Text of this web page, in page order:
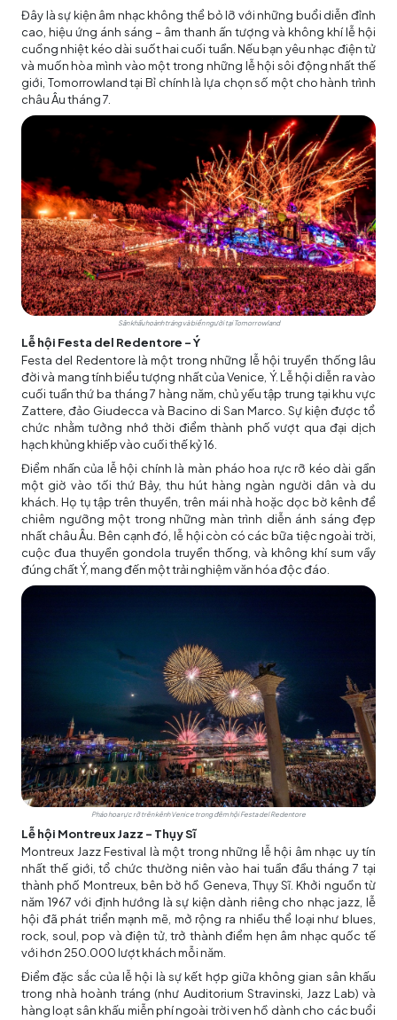
Đây là sự kiện âm nhạc không thể bỏ lỡ với những buổi diễn đỉnh
cao, hiệu ứng ánh sáng – âm thanh ấn tượng và không khí lễ hội
cuồng nhiệt kéo dài suốt hai cuối tuần. Nếu bạn yêu nhạc điện tử
và muốn hòa mình vào một trong những lễ hội sôi động nhất thế
giới, Tomorrowland tại Bỉ chính là lựa chọn số một cho hành trình
châu Âu tháng 7.
Sân khấu hoành tráng và biển người tại Tomorrowland
Lễ hội Festa del Redentore - Ý
Festa del Redentore là một trong những lễ hội truyền thống lâu
đời và mang tính biểu tượng nhất của Venice, Ý. Lễ hội diễn ra vào
cuối tuần thứ ba tháng 7 hàng năm, chủ yếu tập trung tại khu vực
Zattere, đảo Giudecca và Bacino di San Marco. Sự kiện được tổ
chức nhằm tưởng nhớ thời điểm thành phố vượt qua đại dịch
hạch khủng khiếp vào cuối thế kỷ 16.
Điểm nhấn của lễ hội chính là màn pháo hoa rực rỡ kéo dài gần
một giờ vào tối thứ Bảy, thu hút hàng ngàn người dân và du
khách. Họ tụ tập trên thuyền, trên mái nhà hoặc dọc bờ kênh để
chiêm ngưỡng một trong những màn trình diễn ánh sáng đẹp
nhất châu Âu. Bên cạnh đó, lễ hội còn có các bữa tiệc ngoài trời,
cuộc đua thuyền gondola truyền thống, và không khí sum vầy
đúng chất Ý, mang đến một trải nghiệm văn hóa độc đáo.
Pháo hoa rực rỡ trên kênh Venice trong đêm hội Festa del Redentore
Lễ hội Montreux Jazz - Thụy Sĩ
Montreux Jazz Festival là một trong những lễ hội âm nhạc uy tín
nhất thế giới, tổ chức thường niên vào hai tuần đầu tháng 7 tại
thành phố Montreux, bên bờ hồ Geneva, Thụy Sĩ. Khởi nguồn từ
năm 1967 với định hướng là sự kiện dành riêng cho nhạc jazz, lễ
hội đã phát triển mạnh mẽ, mở rộng ra nhiều thể loại như blues,
rock, soul, pop và điện tử, trở thành điểm hẹn âm nhạc quốc tế
với hơn 250.000 lượt khách mỗi năm.
Điểm đặc sắc của lễ hội là sự kết hợp giữa không gian sân khấu
trong nhà hoành tráng (như Auditorium Stravinski, Jazz Lab) và
hàng loạt sân khấu miễn phí ngoài trời ven hồ dành cho các buổi